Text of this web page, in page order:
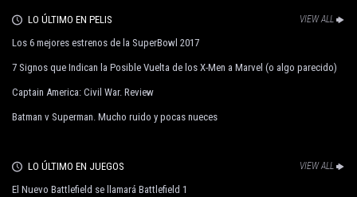
LO ÚLTIMO EN PELIS VIEW ALL
Los 6 mejores estrenos de la SuperBowl 2017
7 Signos que Indican la Posible Vuelta de los X-Men a Marvel (o algo parecido)
Captain America: Civil War. Review
Batman v Superman. Mucho ruido y pocas nueces
LO ÚLTIMO EN JUEGOS VIEW ALL
El Nuevo Battlefield se llamará Battlefield 1